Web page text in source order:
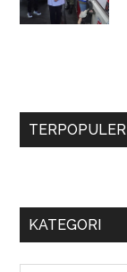
TERPOPULER
KATEGORI